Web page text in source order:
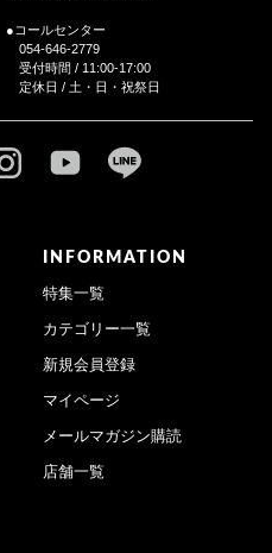
●コールセンター
054-646-2779
受付時間 / 11:00-17:00
定休日 / 土・日・祝祭日
INFORMATION
特集一覧
カテゴリー一覧
新規会員登録
マイページ
メールマガジン購読
店舗一覧